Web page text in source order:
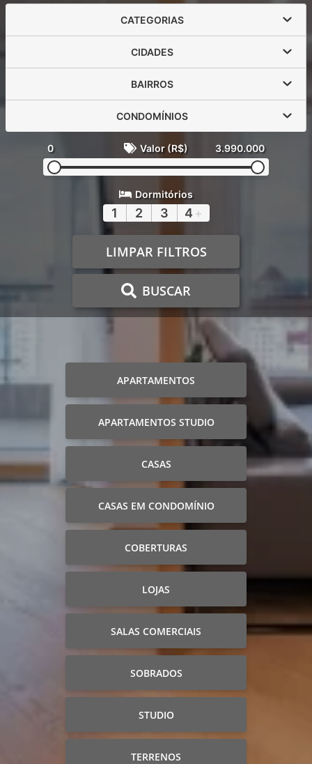
CATEGORIAS
CIDADES
BAIRROS
CONDOMÍNIOS
0 Valor (R$) 3.990.000
Dormitórios
1 2 3 4 +
LIMPAR FILTROS
BUSCAR
APARTAMENTOS
APARTAMENTOS STUDIO
CASAS
CASAS EM CONDOMÍNIO
COBERTURAS
LOJAS
SALAS COMERCIAIS
SOBRADOS
STUDIO
TERRENOS